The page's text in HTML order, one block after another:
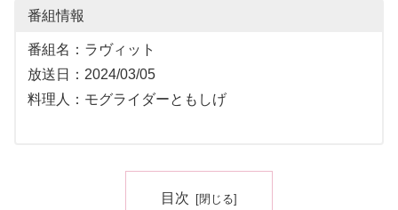
番組情報
番組名：ラヴィット
放送日：2024/03/05
料理人：モグライダーともしげ
目次